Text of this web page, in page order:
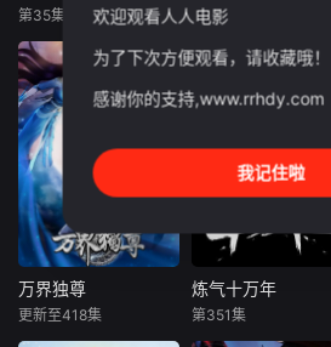
天剑骨”。
顶级AI病毒“特洛
伊”将全人类意识囚
禁于“新世界”，并
向全服Boss下达死
令：不惜一切代价
捕获诸葛九九。团
队再次集结，在危
机四伏的大陆中绝
地反击。
第35集
刚穿越就遭遇生产
危机，本以为会落
人生直接开启高能
一脚迈入修仙大
道，从此告别柴米
油盐的田园日常，
踏上斩妖除魔、闯
第7集
万界独尊
万界独尊
更新至418集
炼气十万年
炼气十万年
第351集
欢迎观看人人电影
为了下次方便观看，请收藏哦！
感谢你的支持,www.rrhdy.com
我记住啦